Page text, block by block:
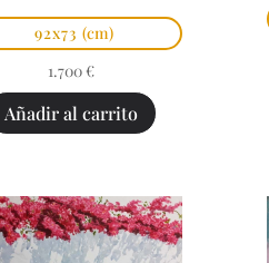
92x73 (cm)
1.700 €
Añadir al carrito